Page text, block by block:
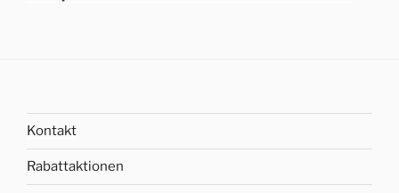
Kontakt
Rabattaktionen